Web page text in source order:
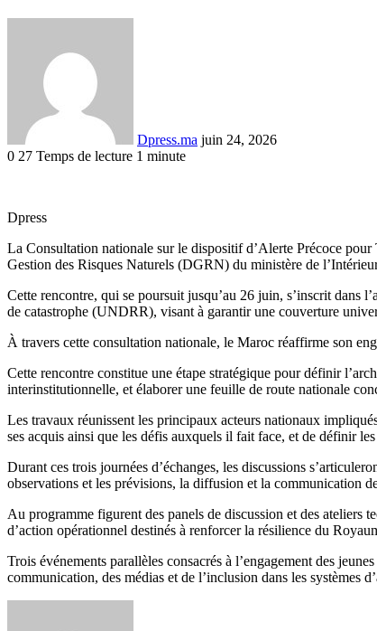
Dpress.ma juin 24, 2026
0 27 Temps de lecture 1 minute
Dpress
La Consultation nationale sur le dispositif d’Alerte Précoce
Gestion des Risques Naturels (DGRN) du ministère de
Cette rencontre, qui se poursuit jusqu’au 26 juin, s’inscrit
de catastrophe (UNDRR), visant à garantir une couverture
À travers cette consultation nationale, le Maroc réaffirme son
Cette rencontre constitue une étape stratégique pour définir
interinstitutionnelle, et élaborer une feuille de route nationale
Les travaux réunissent les principaux acteurs nationaux
ses acquis ainsi que les défis auxquels il fait face, et de définir
Durant ces trois journées d’échanges, les discussions
observations et les prévisions, la diffusion et la communication
Au programme figurent des panels de discussion et des ateliers
d’action opérationnel destinés à renforcer la résilience du
Trois événements parallèles consacrés à l’engagement des
communication, des médias et de l’inclusion dans les systèmes